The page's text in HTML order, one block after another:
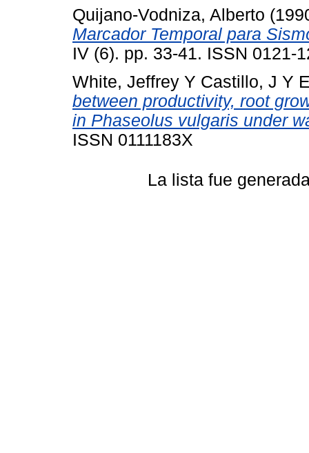
Quijano-Vodniza, Alberto
Marcador Temporal para
IV (6). pp. 33-41. ISSN 0121-
White, Jeffrey Y Castillo, J Y
between productivity, root
in Phaseolus vulgaris under
ISSN 0111183X
La lista fue